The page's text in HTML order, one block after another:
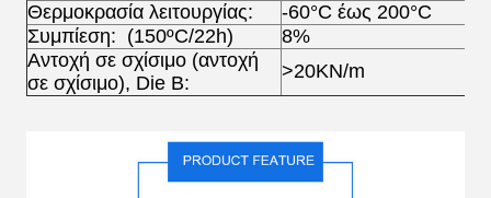
Θερμοκρασία λειτουργίας:
-60°C έως 200°C
Συμπίεση: (150ºC/22h)
8%
Αντοχή σε σχίσιμο (αντοχή
σε σχίσιμο), Die B:
>20KN/m